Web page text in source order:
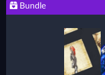
Bundle